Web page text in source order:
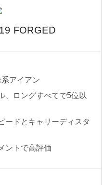
FORGED
アイアン
、ロングすべてで5位以
ードとキャリーディスタ
ントで高評価